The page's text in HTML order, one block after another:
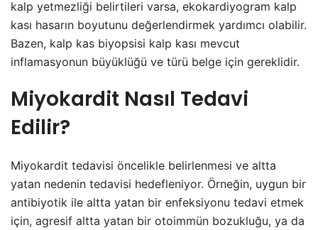
kalp yetmezliği belirtileri varsa, ekokardiyogram kalp
kası hasarın boyutunu değerlendirmek yardımcı olabilir.
Bazen, kalp kas biyopsisi kalp kası mevcut
inflamasyonun büyüklüğü ve türü belge için gereklidir.
Miyokardit Nasıl Tedavi
Edilir?
Miyokardit tedavisi öncelikle belirlenmesi ve altta
yatan nedenin tedavisi hedefleniyor. Örneğin, uygun bir
antibiyotik ile altta yatan bir enfeksiyonu tedavi etmek
için, agresif altta yatan bir otoimmün bozukluğu, ya da